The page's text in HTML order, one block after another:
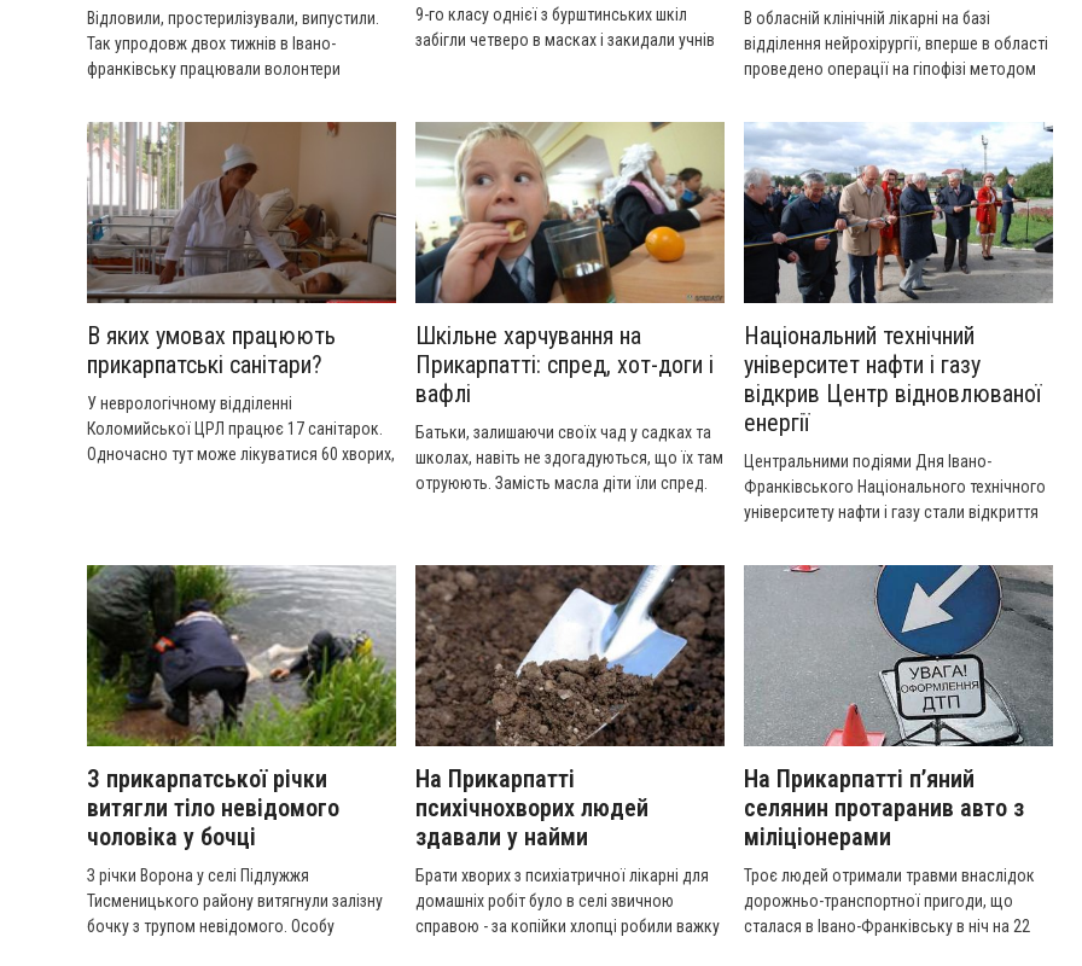
Відловили, простерилізували, випустили.
Так упродовж двох тижнів в Івано-
франківську працювали волонтери
Детальніше у сюжеті "24 канал".
9-го класу однієї з бурштинських шкіл
забігли четверо в масках і закидали учнів
В обласній клінічній лікарні на базі
відділення нейрохірургії, вперше в області
проведено операції на гіпофізі методом
трансетмоїдального видалення аденоми
гіпофізу.
В яких умовах працюють
прикарпатські санітари?
У неврологічному відділенні
Коломийської ЦРЛ працює 17 санітарок.
Одночасно тут може лікуватися 60 хворих,
палатах, а ще – мити, перевдягати хворих,
міняти білизну, подавати підкладні судна,
допомагати медсестрі у зборі аналізів при
виконанні лікарських маніпуляцій.
Шкільне харчування на
Прикарпатті: спред, хот-доги і
вафлі
Батьки, залишаючи своїх чад у садках та
школах, навіть не здогадуються, що їх там
отруюють. Замість масла діти їли спред.
Національний технічний
університет нафти і газу
відкрив Центр відновлюваної
енергії
Центральними подіями Дня Івано-
Франківського Національного технічного
університету нафти і газу стали відкриття
присвоєння Почесного звання професора.
З прикарпатської річки
витягли тіло невідомого
чоловіка у бочці
З річки Ворона у селі Підлужжя
Тисменицького району витягнули залізну
бочку з трупом невідомого. Особу
На Прикарпатті
психічнохворих людей
здавали у найми
Брати хворих з психіатричної лікарні для
домашніх робіт було в селі звичною
справою - за копійки хлопці робили важку
На Прикарпатті п’яний
селянин протаранив авто з
міліціонерами
Троє людей отримали травми внаслідок
дорожньо-транспортної пригоди, що
сталася в Івано-Франківську в ніч на 22